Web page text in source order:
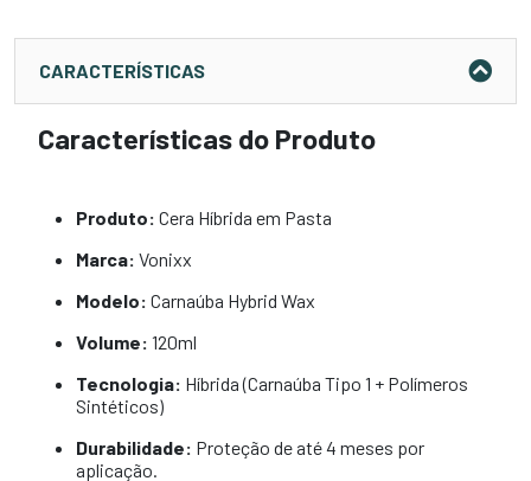
CARACTERÍSTICAS
Características do Produto
Produto: Cera Híbrida em Pasta
Marca: Vonixx
Modelo: Carnaúba Hybrid Wax
Volume: 120ml
Tecnologia: Híbrida (Carnaúba Tipo 1 + Polímeros
Sintéticos)
Durabilidade: Proteção de até 4 meses por
aplicação.